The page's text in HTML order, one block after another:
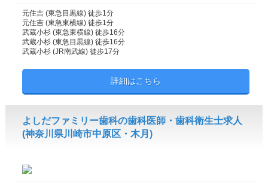
元住吉 (東急目黒線) 徒歩1分
元住吉 (東急東横線) 徒歩1分
武蔵小杉 (東急東横線) 徒歩16分
武蔵小杉 (東急目黒線) 徒歩16分
武蔵小杉 (JR南武線) 徒歩17分
詳細はこちら
よしだファミリー歯科の歯科医師・歯科衛生士求人
(神奈川県川崎市中原区・木月)